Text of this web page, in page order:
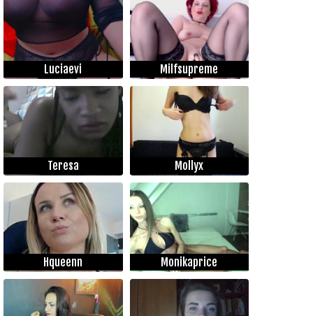
Luciaevi Milfsupreme
Teresa Mollyx
Hqueenn Monikaprice